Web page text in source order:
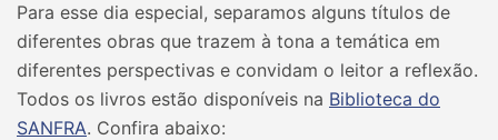
Para esse dia especial, separamos alguns títulos de
diferentes obras que trazem à tona a temática em
diferentes perspectivas e convidam o leitor a reflexão.
Todos os livros estão disponíveis na Biblioteca do
SANFRA. Confira abaixo: